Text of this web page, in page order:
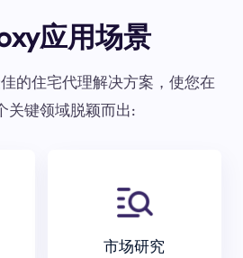
应用场景
的住宅代理解决方案，使您在
关键领域脱颖而出:
市场研究